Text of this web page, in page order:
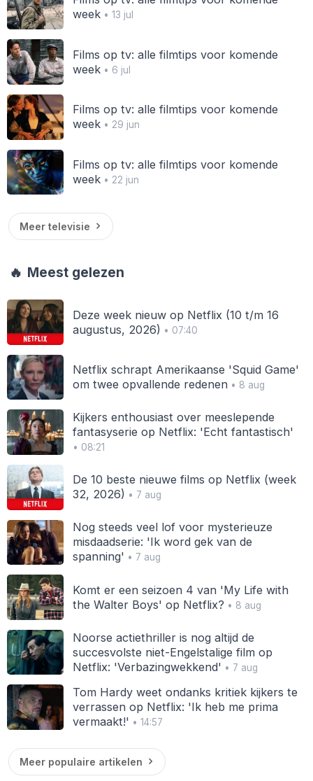
week• 13 jul
Films op tv: alle filmtips voor komende
week• 6 jul
Films op tv: alle filmtips voor komende
week• 29 jun
Films op tv: alle filmtips voor komende
week• 22 jun
Meer televisie
🔥 Meest gelezen
Deze week nieuw op Netflix (10 t/m 16
augustus, 2026) • 07:40
Netflix schrapt Amerikaanse 'Squid Game'
om twee opvallende redenen• 8 aug
Kijkers enthousiast over meeslepende
fantasyserie op Netflix: 'Echt fantastisch'
• 08:21
De 10 beste nieuwe films op Netflix (week
32, 2026) • 7 aug
Nog steeds veel lof voor mysterieuze
misdaadserie: 'Ik word gek van de
spanning' • 7 aug
Komt er een seizoen 4 van 'My Life with
the Walter Boys' op Netflix? • 8 aug
Noorse actiethriller is nog altijd de
succesvolste niet-Engelstalige film op
Netflix: 'Verbazingwekkend' • 7 aug
Tom Hardy weet ondanks kritiek kijkers te
verrassen op Netflix: 'Ik heb me prima
vermaakt!' • 14:57
Meer populaire artikelen